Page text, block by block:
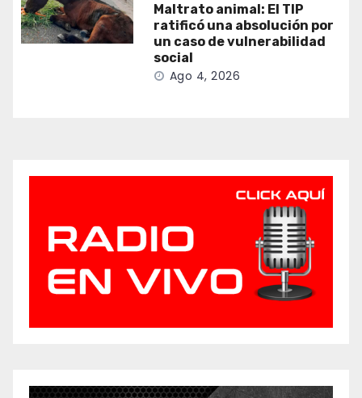
Maltrato animal: El TIP
ratificó una absolución por
un caso de vulnerabilidad
social
Ago 4, 2026